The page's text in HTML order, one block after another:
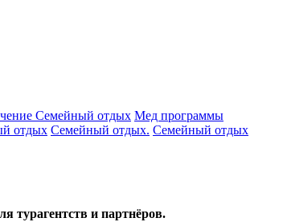
Семейный отдых Мед программы
отдых Семейный отдых. Семейный отдых
турагентств и партнёров.